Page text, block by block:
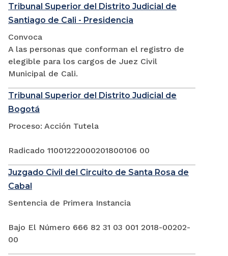
Tribunal Superior del Distrito Judicial de
Santiago de Cali - Presidencia
Convoca
A las personas que conforman el registro de
elegible para los cargos de Juez Civil
Municipal de Cali.
Tribunal Superior del Distrito Judicial de
Bogotá
Proceso: Acción Tutela
Radicado 11001222000201800106 00
Juzgado Civil del Circuito de Santa Rosa de
Cabal
Sentencia de Primera Instancia
Bajo El Número 666 82 31 03 001 2018-00202-
00